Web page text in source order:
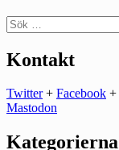
Sök
efter:
Kontakt
Twitter+ Facebook +
Mastodon
Kategorierna